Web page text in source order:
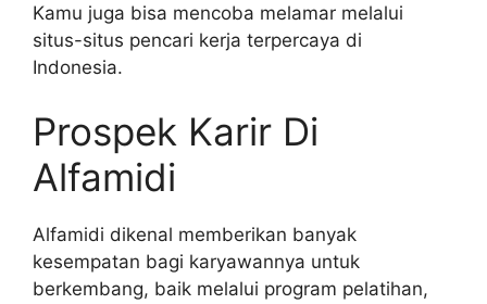
Kamu juga bisa mencoba melamar melalui
situs-situs pencari kerja terpercaya di
Indonesia.
Prospek Karir Di
Alfamidi
Alfamidi dikenal memberikan banyak
kesempatan bagi karyawannya untuk
berkembang, baik melalui program pelatihan,